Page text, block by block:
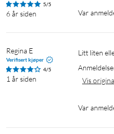
5/5
6 år siden Var
Regina E
Verifisert kjøper
4/5
1 år siden
Litt liten
Vis
Var